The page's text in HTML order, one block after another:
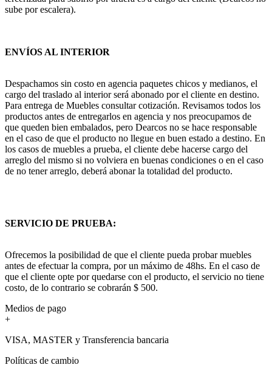
sube por escalera).
ENVÍOS AL INTERIOR
Despachamos sin costo en agencia paquetes chicos y medianos, el
cargo del traslado al interior será abonado por el cliente en destino.
Para entrega de Muebles consultar cotización. Revisamos todos los
productos antes de entregarlos en agencia y nos preocupamos de
que queden bien embalados, pero Dearcos no se hace responsable
en el caso de que el producto no llegue en buen estado a destino. En
los casos de muebles a prueba, el cliente debe hacerse cargo del
arreglo del mismo si no volviera en buenas condiciones o en el caso
de no tener arreglo, deberá abonar la totalidad del producto.
SERVICIO DE PRUEBA:
Ofrecemos la posibilidad de que el cliente pueda probar muebles
antes de efectuar la compra, por un máximo de 48hs. En el caso de
que el cliente opte por quedarse con el producto, el servicio no tiene
costo, de lo contrario se cobrarán $ 500.
Medios de pago
+
VISA, MASTER y Transferencia bancaria
Políticas de cambio